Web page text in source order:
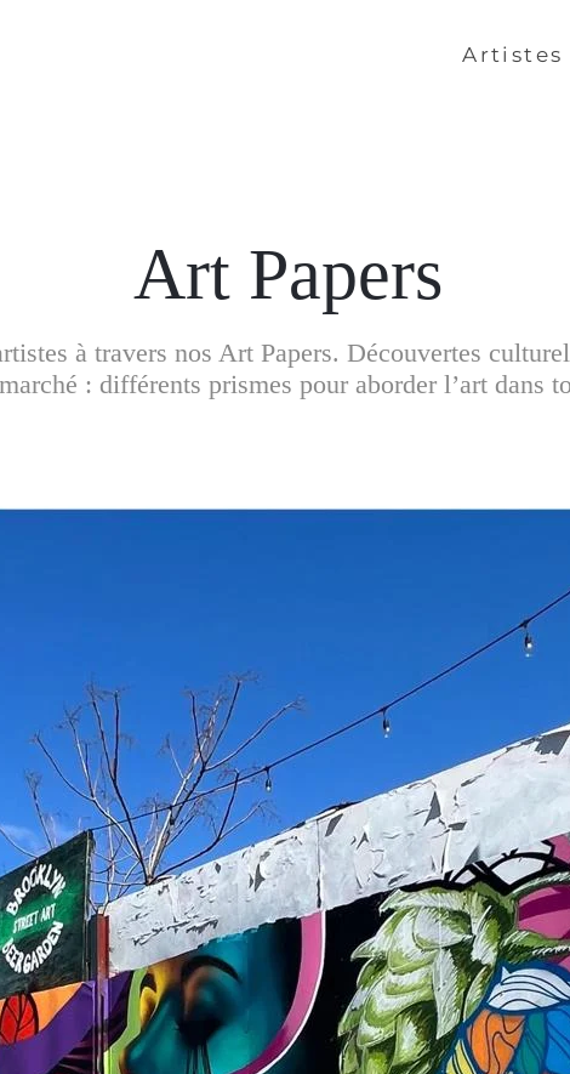
Artistes
Art Papers
à travers nos Art Papers. Découvertes
: différents prismes pour aborder l’art dans